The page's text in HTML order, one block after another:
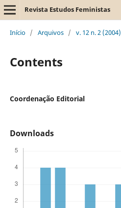
Revista Estudos Feministas
Início / Arquivos / v. 12 n. 2 (2004)
Contents
Coordenação Editorial
Downloads